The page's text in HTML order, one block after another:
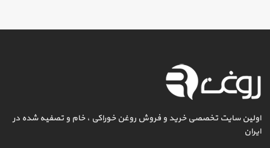
اولین سایت تخصصی خرید و فروش روغن خوراکی ، خام و تصفیه شده در
ایران